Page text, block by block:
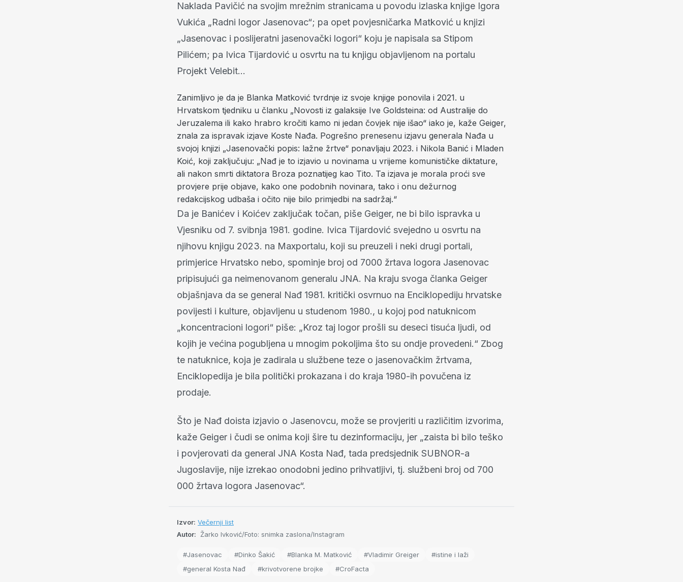
Naklada Pavičić na svojim mrežnim stranicama u povodu izlaska knjige Igora
Vukića „Radni logor Jasenovac“; pa opet povjesničarka Matković u knjizi
„Jasenovac i poslijeratni jasenovački logori“ koju je napisala sa Stipom
Pilićem; pa Ivica Tijardović u osvrtu na tu knjigu objavljenom na portalu
Projekt Velebit...
Zanimljivo je da je Blanka Matković tvrdnje iz svoje knjige ponovila i 2021. u
Hrvatskom tjedniku u članku „Novosti iz galaksije Ive Goldsteina: od Australije do
Jeruzalema ili kako hrabro kročiti kamo ni jedan čovjek nije išao“ iako je, kaže Geiger,
znala za ispravak izjave Koste Nađa. Pogrešno prenesenu izjavu generala Nađa u
svojoj knjizi „Jasenovački popis: lažne žrtve“ ponavljaju 2023. i Nikola Banić i Mladen
Koić, koji zaključuju: „Nađ je to izjavio u novinama u vrijeme komunističke diktature,
ali nakon smrti diktatora Broza poznatijeg kao Tito. Ta izjava je morala proći sve
provjere prije objave, kako one podobnih novinara, tako i onu dežurnog
redakcijskog udbaša i očito nije bilo primjedbi na sadržaj.“
Da je Banićev i Koićev zaključak točan, piše Geiger, ne bi bilo ispravka u
Vjesniku od 7. svibnja 1981. godine. Ivica Tijardović svejedno u osvrtu na
njihovu knjigu 2023. na Maxportalu, koji su preuzeli i neki drugi portali,
primjerice Hrvatsko nebo, spominje broj od 7000 žrtava logora Jasenovac
pripisujući ga neimenovanom generalu JNA. Na kraju svoga članka Geiger
objašnjava da se general Nađ 1981. kritički osvrnuo na Enciklopediju hrvatske
povijesti i kulture, objavljenu u studenom 1980., u kojoj pod natuknicom
„koncentracioni logori“ piše: „Kroz taj logor prošli su deseci tisuća ljudi, od
kojih je većina pogubljena u mnogim pokoljima što su ondje provedeni.“ Zbog
te natuknice, koja je zadirala u službene teze o jasenovačkim žrtvama,
Enciklopedija je bila politički prokazana i do kraja 1980-ih povučena iz
prodaje.
Što je Nađ doista izjavio o Jasenovcu, može se provjeriti u različitim izvorima,
kaže Geiger i čudi se onima koji šire tu dezinformaciju, jer „zaista bi bilo teško
i povjerovati da general JNA Kosta Nađ, tada predsjednik SUBNOR-a
Jugoslavije, nije izrekao onodobni jedino prihvatljivi, tj. službeni broj od 700
000 žrtava logora Jasenovac“.
Izvor: Večernji list
Autor:
Žarko Ivković/Foto: snimka zaslona/Instagram
#Jasenovac #Dinko Šakić #Blanka M. Matković #Vladimir Greiger
#istine i laži
#general Kosta Nađ
#krivotvorene brojke #CroFacta